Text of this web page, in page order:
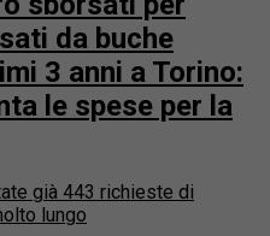
da buche
3 anni a Torino:
le spese per la
già 443 richieste di
lungo